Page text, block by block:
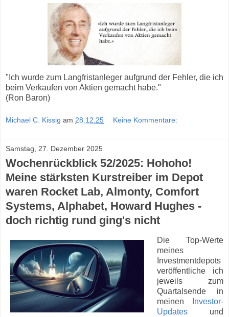
"Ich wurde zum Langfristanleger aufgrund der Fehler, die ich
beim Verkaufen von Aktien gemacht habe."
(Ron Baron)
Michael C. Kissig am 28.12.25 Keine Kommentare:
Samstag, 27. Dezember 2025
Wochenrückblick 52/2025: Hohoho!
Meine stärksten Kurstreiber im Depot
waren Rocket Lab, Almonty, Comfort
Systems, Alphabet, Howard Hughes -
doch richtig rund ging's nicht
Die Top-Werte
meines
Investmentdepots
veröffentliche ich
jeweils zum
Quartalsende in
meinen
Investor-
Updatesund